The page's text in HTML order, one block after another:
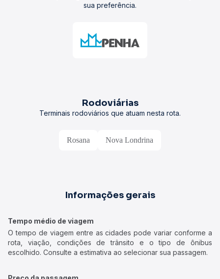
sua preferência.
Rodoviárias
Terminais rodoviários que atuam nesta rota.
Rosana Nova Londrina
Informações gerais
Tempo médio de viagem
O tempo de viagem entre as cidades pode variar conforme a
rota, viação, condições de trânsito e o tipo de ônibus
escolhido. Consulte a estimativa ao selecionar sua passagem.